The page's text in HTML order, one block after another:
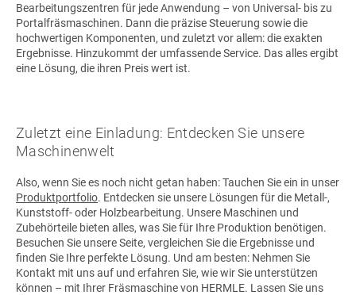
Bearbeitungszentren für jede Anwendung – von Universal- bis zu
Portalfräsmaschinen. Dann die präzise Steuerung sowie die
hochwertigen Komponenten, und zuletzt vor allem: die exakten
Ergebnisse. Hinzukommt der umfassende Service. Das alles ergibt
eine Lösung, die ihren Preis wert ist.
Zuletzt eine Einladung: Entdecken Sie unsere
Maschinenwelt
Also, wenn Sie es noch nicht getan haben: Tauchen Sie ein in unser
Produktportfolio. Entdecken sie unsere Lösungen für die Metall-,
Kunststoff- oder Holzbearbeitung. Unsere Maschinen und
Zubehörteile bieten alles, was Sie für Ihre Produktion benötigen.
Besuchen Sie unsere Seite, vergleichen Sie die Ergebnisse und
finden Sie Ihre perfekte Lösung. Und am besten: Nehmen Sie
Kontakt mit uns auf und erfahren Sie, wie wir Sie unterstützen
können – mit Ihrer Fräsmaschine von HERMLE. Lassen Sie uns